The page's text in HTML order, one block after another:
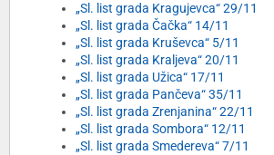
„Sl. list grada Kragujevca“ 29/11
„Sl. list grada Čačka“ 14/11
„Sl. list grada Kruševca“ 5/11
„Sl. list grada Kraljeva“ 20/11
„Sl. list grada Užica“ 17/11
„Sl. list grada Pančeva“ 35/11
„Sl. list grada Zrenjanina“ 22/11
„Sl. list grada Sombora“ 12/11
„Sl. list grada Smedereva“ 7/11